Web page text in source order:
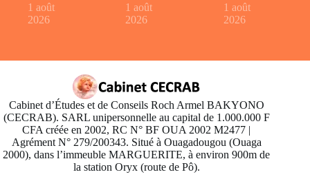
1 août
2026
1 août
2026
1 août
2026
Cabinet d’Études et de Conseils Roch Armel BAKYONO
(CECRAB). SARL unipersonnelle au capital de 1.000.000 F
CFA créée en 2002, RC N° BF OUA 2002 M2477 |
Agrément N° 279/200343. Situé à Ouagadougou (Ouaga
2000), dans l’immeuble MARGUERITE, à environ 900m de
la station Oryx (route de Pô).